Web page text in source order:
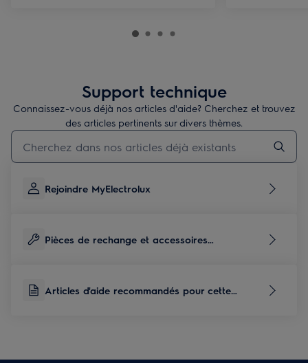
Support technique
Connaissez-vous déjà nos articles d'aide? Cherchez et trouvez
des articles pertinents sur divers thèmes.
Taper pour rechercher des articles de conseils
Rejoindre MyElectrolux
Pièces de rechange et accessoires
Articles d'aide recommandés pour cette